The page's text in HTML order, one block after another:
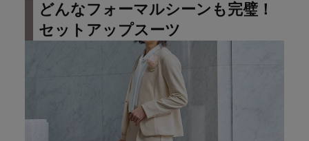
どんなフォーマルシーンも完璧！
セットアップスーツ